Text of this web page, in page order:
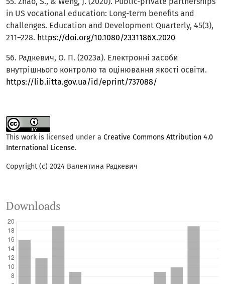
in US vocational education: Long-term benefits and
challenges. Education and Development Quarterly, 45(3),
211–228. https://doi.org/10.1080/2331186X.2020
56. Радкевич, О. П. (2023a). Електронні засоби
внутрішнього контролю та оцінювання якості освіти.
https://lib.iitta.gov.ua/id/eprint/737088/
This work is licensed under a Creative Commons Attribution 4.0
International License.
Copyright (c) 2024 Валентина Радкевич
Downloads